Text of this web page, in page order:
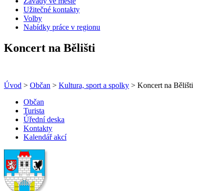
Užitečné kontakty
Volby
Nabídky práce v regionu
Koncert na Bělišti
Úvod > Občan > Kultura, sport a spolky > Koncert na Bělišti
Občan
Turista
Úřední deska
Kontakty
Kalendář akcí